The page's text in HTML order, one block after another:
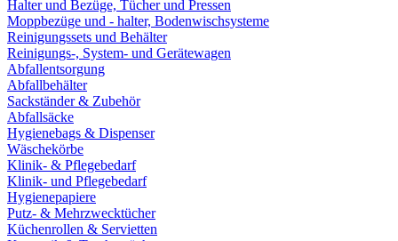
Halter und Bezüge, Tücher und Pressen
Moppbezüge und - halter, Bodenwischsysteme
Reinigungssets und Behälter
Reinigungs-, System- und Gerätewagen
Abfallentsorgung
Abfallbehälter
Sackständer & Zubehör
Abfallsäcke
Hygienebags & Dispenser
Wäschekörbe
Klinik- & Pflegebedarf
Klinik- und Pflegebedarf
Hygienepapiere
Putz- & Mehrzwecktücher
Küchenrollen & Servietten